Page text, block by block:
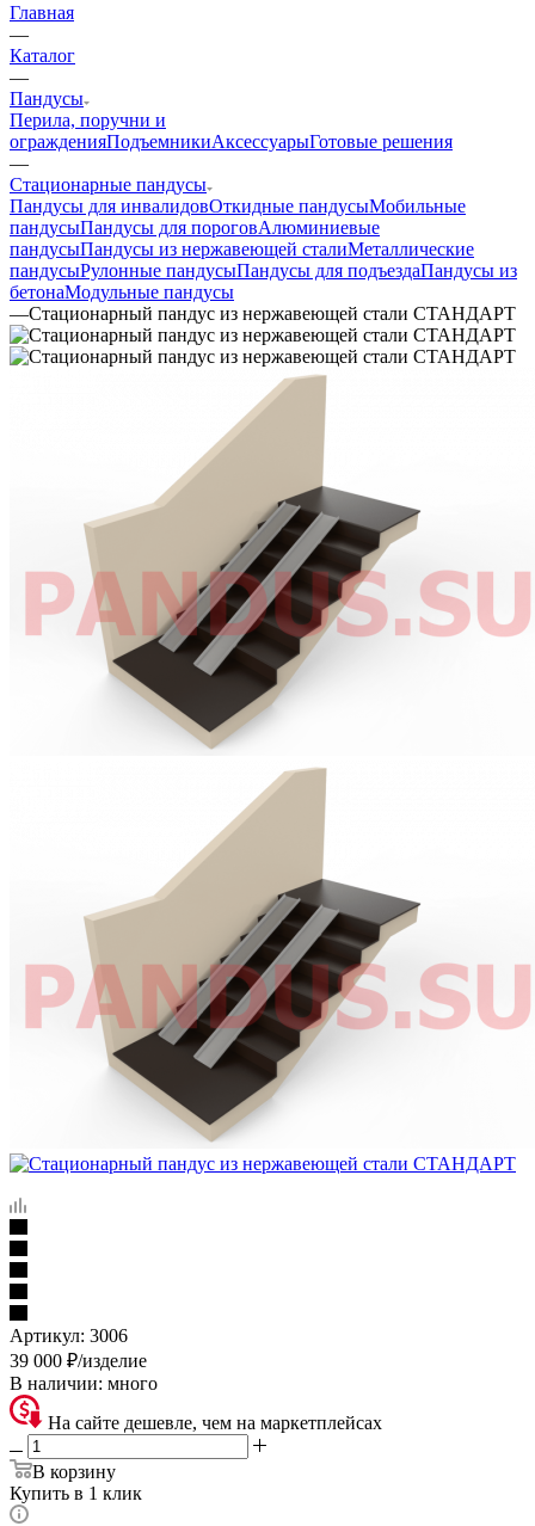
Главная
—
Каталог
—
Пандусы
Перила, поручни и
огражденияПодъемникиАксессуарыГотовые решения
—
Стационарные пандусы
Пандусы для инвалидовОткидные пандусыМобильные
пандусыПандусы для пороговАлюминиевые
пандусыПандусы из нержавеющей сталиМеталлические
пандусыРулонные пандусыПандусы для подъездаПандусы из
бетонаМодульные пандусы
—Стационарный пандус из нержавеющей стали СТАНДАРТ
Артикул: 3006
39 000 ₽/изделие
В наличии: много
На сайте дешевле, чем на маркетплейсах
В корзину
Купить в 1 клик